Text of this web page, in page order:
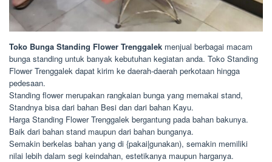
Toko Bunga Standing Flower Trenggalek menjual berbagai macam
bunga standing untuk banyak kebutuhan kegiatan anda. Toko Standing
Flower Trenggalek dapat kirim ke daerah-daerah perkotaan hingga
pedesaan.
Standing flower merupakan rangkaian bunga yang memakai stand,
Standnya bisa dari bahan Besi dan dari bahan Kayu.
Harga Standing Flower Trenggalek bergantung pada bahan bakunya.
Baik dari bahan stand maupun dari bahan bunganya.
Semakin berkelas bahan yang di {pakai|gunakan), semakin memiliki
nilai lebih dalam segi keindahan, estetikanya maupun harganya.